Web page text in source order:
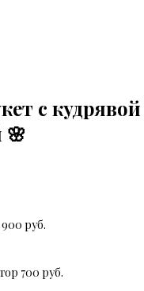
с
🌸
руб.
700 руб.